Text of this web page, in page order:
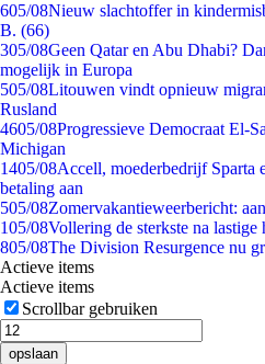
605/08Nieuw slachtoffer in
B. (66)
305/08Geen Qatar en Abu Dhabi?
mogelijk in Europa
505/08Litouwen vindt opnieuw
Rusland
4605/08Progressieve Democraat El-
Michigan
1405/08Accell, moederbedrijf Sparta
betaling aan
505/08Zomervakantieweerbericht:
105/08Vollering de sterkste na lastige
805/08The Division Resurgence nu
Actieve items
Actieve items
Scrollbar gebruiken
opslaan